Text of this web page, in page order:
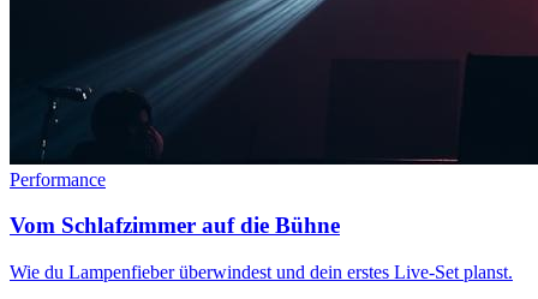
Performance
Vom Schlafzimmer auf die Bühne
Wie du Lampenfieber überwindest und dein erstes Live-Set planst.